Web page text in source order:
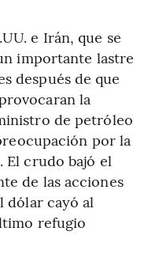
e Irán, que se
importante lastre
después de que
la
de petróleo
por la
crudo bajó el
de las acciones
dólar cayó al
refugio